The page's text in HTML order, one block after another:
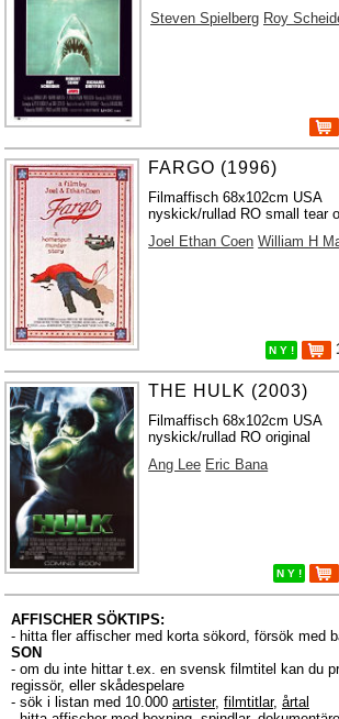
Steven Spielberg Roy
FARGO (1996)
Filmaffisch 68x102cm USA
nyskick/rullad RO small tear
Joel Ethan Coen William H
N Y !
THE HULK (2003)
Filmaffisch 68x102cm USA
nyskick/rullad RO original
Ang Lee Eric Bana
N Y !
AFFISCHER SÖKTIPS:
- hitta fler affischer med korta sökord, försök med
SON
- om du inte hittar t.ex. en svensk filmtitel kan du
regissör, eller skådespelare
- sök i listan med 10.000 artister, filmtitlar, årtal